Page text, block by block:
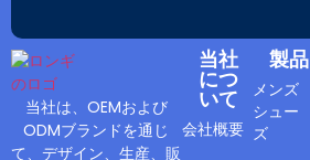
当社は、OEMおよび
ODMブランドを通じ
て、デザイン、生産、販
当社
につ
いて
会社概要
製品
メンズ
シュー
ズ